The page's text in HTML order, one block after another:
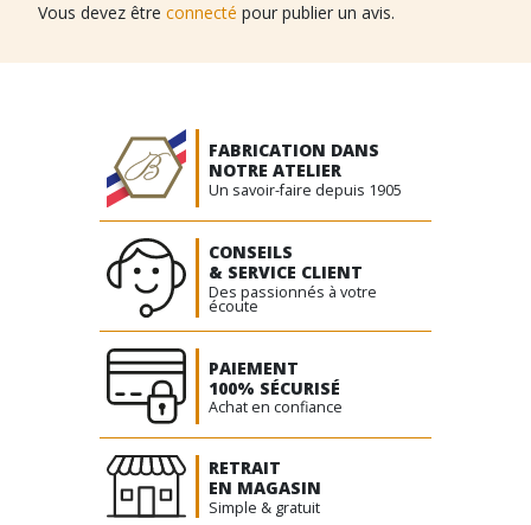
Vous devez être connecté pour publier un avis.
FABRICATION DANS
NOTRE ATELIER
Un savoir-faire depuis 1905
CONSEILS
& SERVICE CLIENT
Des passionnés à votre
écoute
PAIEMENT
100% SÉCURISÉ
Achat en confiance
RETRAIT
EN MAGASIN
Simple & gratuit